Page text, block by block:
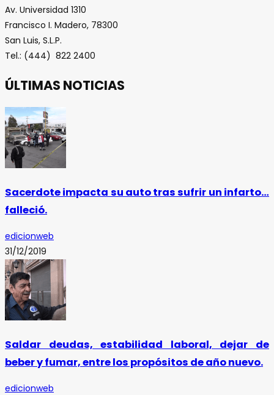
Av. Universidad 1310
Francisco I. Madero, 78300
San Luis, S.L.P.
Tel.: (444) 822 2400
ÚLTIMAS NOTICIAS
Sacerdote impacta su auto tras sufrir un infarto…
falleció.
edicionweb
31/12/2019
Saldar deudas, estabilidad laboral, dejar de
beber y fumar, entre los propósitos de año nuevo.
edicionweb